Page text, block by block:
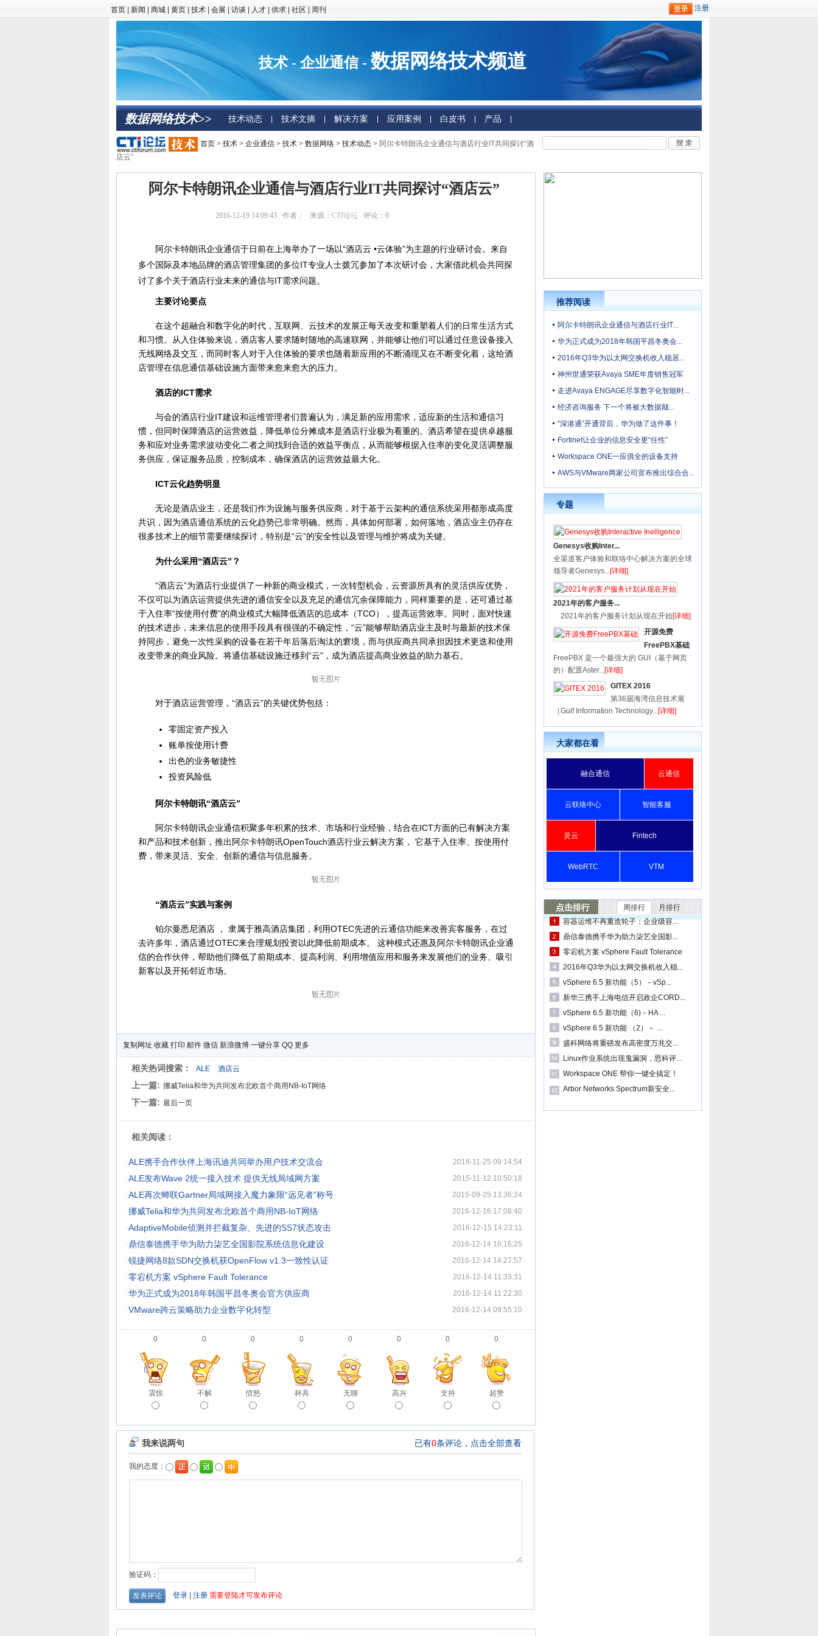
首页 新闻 商城 黄页 技术 会展 访谈 人才 供求 社区 周刊
技术 - 企业通信 - 数据网络技术频道
数据网络技术>> 技术动态 技术文摘 解决方案 应用案例 白皮书 产品
首页 > 技术 > 企业通信 > 技术 > 数据网络 > 技术动态 > 阿尔卡特朗讯企业通信与酒店行业IT共同探讨“酒
店云”
阿尔卡特朗讯企业通信与酒店行业IT共同探讨“酒店云”
2016-12-19 14:09:43 作者： 来源： CTI论坛 评论： 0
阿尔卡特朗讯企业通信于日前在上海举办了一场以“酒店云 •云体验”为主题的行业研讨会。来自
多个国际及本地品牌的酒店管理集团的多位IT专业人士拨冗参加了本次研讨会，大家借此机会共同探
讨了多个关于酒店行业未来的通信与IT需求问题。
主要讨论要点
在这个超融合和数字化的时代，互联网、云技术的发展正每天改变和重塑着人们的日常生活方式
和习惯。从入住体验来说，酒店客人要求随时随地的高速联网，并能够让他们可以通过任意设备接入
无线网络及交互，而同时客人对于入住体验的要求也随着新应用的不断涌现又在不断变化着，这给酒
店管理在信息通信基础设施方面带来愈来愈大的压力。
酒店的ICT需求
与会的酒店行业IT建设和运维管理者们普遍认为，满足新的应用需求，适应新的生活和通信习
惯，但同时保障酒店的运营效益，降低单位分摊成本是酒店行业极为看重的。酒店希望在提供卓越服
务和应对业务需求波动变化二者之间找到合适的效益平衡点，从而能够根据入住率的变化灵活调整服
务供应，保证服务品质，控制成本，确保酒店的运营效益最大化。
ICT云化趋势明显
无论是酒店业主，还是我们作为设施与服务供应商，对于基于云架构的通信系统采用都形成高度
共识，因为酒店通信系统的云化趋势已非常明确。然而，具体如何部署，如何落地，酒店业主仍存在
很多技术上的细节需要继续探讨，特别是“云”的安全性以及管理与维护将成为关键。
为什么采用“酒店云”？
“酒店云”为酒店行业提供了一种新的商业模式，一次转型机会，云资源所具有的灵活供应优势，
不仅可以为酒店运营提供先进的通信安全以及充足的通信冗余保障能力，同样重要的是，还可通过基
于入住率“按使用付费”的商业模式大幅降低酒店的总成本（TCO），提高运营效率。同时，面对快速
的技术进步，未来信息的使用手段具有很强的不确定性，“云”能够帮助酒店业主及时与最新的技术保
持同步，避免一次性采购的设备在若干年后落后淘汰的窘境，而与供应商共同承担因技术更迭和使用
改变带来的商业风险。将通信基础设施迁移到“云”，成为酒店提高商业效益的助力基石。
对于酒店运营管理，“酒店云”的关键优势包括：
零固定资产投入
账单按使用计费
出色的业务敏捷性
投资风险低
阿尔卡特朗讯“酒店云”
阿尔卡特朗讯企业通信积聚多年积累的技术、市场和行业经验，结合在ICT方面的已有解决方案
和产品和技术创新，推出阿尔卡特朗讯OpenTouch酒店行业云解决方案， 它基于入住率、按使用付
费，带来灵活、安全、创新的通信与信息服务。
“酒店云”实践与案例
铂尔曼悉尼酒店 ， 隶属于雅高酒店集团，利用OTEC先进的云通信功能来改善宾客服务，在过
去许多年，酒店通过OTEC来合理规划投资以此降低前期成本。 这种模式还惠及阿尔卡特朗讯企业通
信的合作伙伴，帮助他们降低了前期成本、提高利润、利用增值应用和服务来发展他们的业务、吸引
新客以及开拓邻近市场。
复制网址 收藏 打印 邮件 微信 新浪微博 一键分享 QQ 更多
相关热词搜索： ALE 酒店云
上一篇: 挪威Telia和华为共同发布北欧首个商用NB-IoT网络
下一篇: 最后一页
相关阅读：
·ALE携手合作伙伴上海讯迪共同举办用户技术交流会 2016-11-25 09:14:54
·ALE发布Wave 2统一接入技术 提供无线局域网方案 2015-11-12 10:50:18
·ALE再次蝉联Gartner局域网接入魔力象限“远见者”称号 2015-09-25 13:36:24
·挪威Telia和华为共同发布北欧首个商用NB-IoT网络 2016-12-16 17:08:40
·AdaptiveMobile侦测并拦截复杂、先进的SS7状态攻击 2016-12-15 14:23:11
·鼎信泰德携手华为助力柒艺全国影院系统信息化建设 2016-12-14 16:16:25
·锐捷网络8款SDN交换机获OpenFlow v1.3一致性认证 2016-12-14 14:27:57
·零宕机方案 vSphere Fault Tolerance 2016-12-14 11:33:31
·华为正式成为2018年韩国平昌冬奥会官方供应商 2016-12-14 11:22:30
·VMware跨云策略助力企业数字化转型 2016-12-14 09:55:10
0
震惊
0
不解
0
愤怒
0
杯具
0
无聊
0
高兴
0
支持
0
超赞
推荐阅读
阿尔卡特朗讯企业通信与酒店行业IT...
华为正式成为2018年韩国平昌冬奥会...
2016年Q3华为以太网交换机收入稳居...
神州世通荣获Avaya SME年度销售冠军
走进Avaya ENGAGE尽享数字化智能时...
经济咨询服务 下一个将被大数据颠...
“深港通”开通背后，华为做了这件事！
Fortinet让企业的信息安全更“任性”
Workspace ONE一应俱全的设备支持
AWS与VMware两家公司宣布推出综合合...
专题
Genesys收购Inter...
全渠道客户体验和联络中心解决方案的全球
领导者Genesys...[详细]
2021年的客户服务...
2021年的客户服务计划从现在开始[详细]
开源免费
FreePBX基础
FreePBX 是一个最强大的 GUI（基于网页
的）配置Aster...[详细]
GITEX 2016
第36届海湾信息技术展
（Gulf Information Technology...[详细]
大家都在看
融合通信 云通信
云联络中心 智能客服
灵云 Fintech
WebRTC VTM
点击排行 周排行
月排行
容器运维不再重造轮子：企业级容...
鼎信泰德携手华为助力柒艺全国影...
零宕机方案 vSphere Fault Tolerance
2016年Q3华为以太网交换机收入稳...
vSphere 6.5 新功能（5）－vSp...
新华三携手上海电信开启政企CORD...
vSphere 6.5 新功能（6)－HA ...
vSphere 6.5 新功能 （2）－ ...
盛科网络将重磅发布高密度万兆交...
Linux作业系统出现鬼漏洞，思科评...
Workspace ONE 帮你一键全搞定！
Arbor Networks Spectrum新安全...